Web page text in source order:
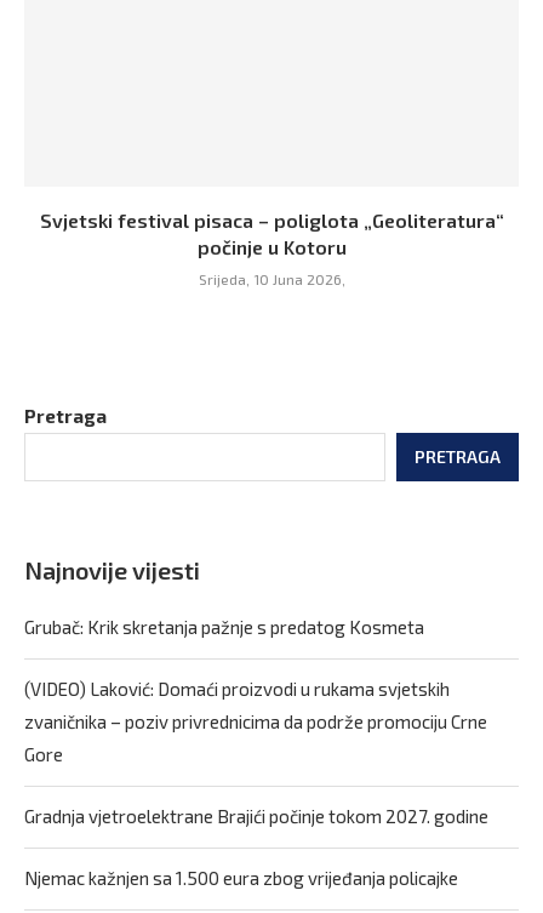
Svjetski festival pisaca – poliglota „Geoliteratura“
počinje u Kotoru
Srijeda, 10 Juna 2026,
Pretraga
PRETRAGA
Najnovije vijesti
Grubač: Krik skretanja pažnje s predatog Kosmeta
(VIDEO) Laković: Domaći proizvodi u rukama svjetskih
zvaničnika – poziv privrednicima da podrže promociju Crne
Gore
Gradnja vjetroelektrane Brajići počinje tokom 2027. godine
Njemac kažnjen sa 1.500 eura zbog vrijeđanja policajke